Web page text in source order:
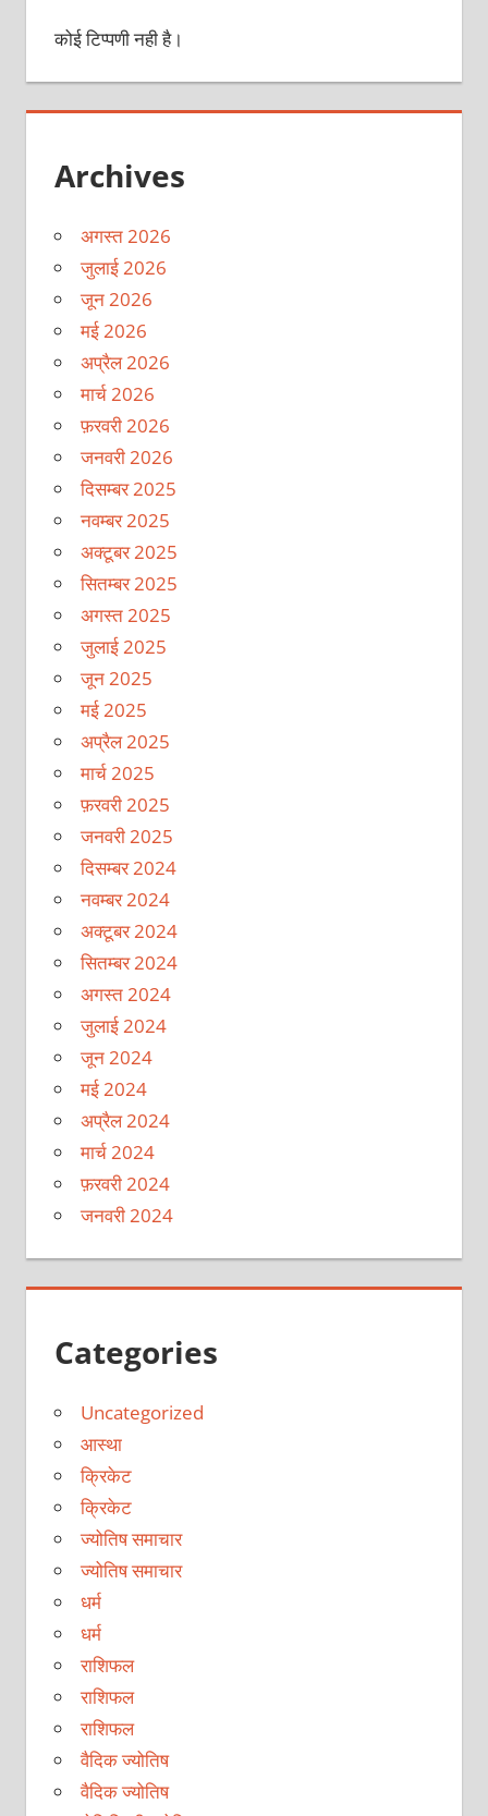
कोई टिप्पणी नही है।
Archives
अगस्त 2026
जुलाई 2026
जून 2026
मई 2026
अप्रैल 2026
मार्च 2026
फ़रवरी 2026
जनवरी 2026
दिसम्बर 2025
नवम्बर 2025
अक्टूबर 2025
सितम्बर 2025
अगस्त 2025
जुलाई 2025
जून 2025
मई 2025
अप्रैल 2025
मार्च 2025
फ़रवरी 2025
जनवरी 2025
दिसम्बर 2024
नवम्बर 2024
अक्टूबर 2024
सितम्बर 2024
अगस्त 2024
जुलाई 2024
जून 2024
मई 2024
अप्रैल 2024
मार्च 2024
फ़रवरी 2024
जनवरी 2024
Categories
Uncategorized
आस्था
क्रिकेट
क्रिकेट
ज्योतिष समाचार
ज्योतिष समाचार
धर्म
धर्म
राशिफल
राशिफल
राशिफल
वैदिक ज्योतिष
वैदिक ज्योतिष